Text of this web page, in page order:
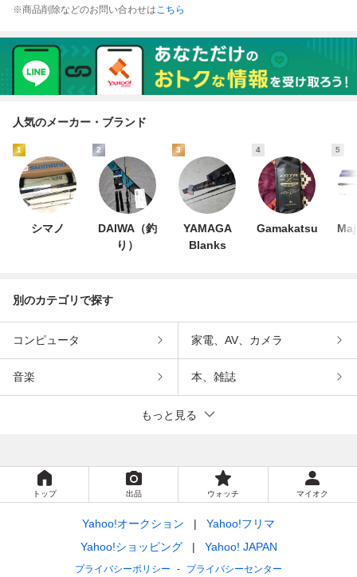
※商品削除などのお問い合わせはこちら
人気のメーカー・ブランド
1
シマノ
2
DAIWA（釣
り）
3
YAMAGA
Blanks
4
Gamakatsu
5
別のカテゴリで探す
コンピュータ 家電、AV、カメラ
音楽 本、雑誌
もっと見る
トップ 出品 ウォッチ マイオク
Yahoo!オークション
Yahoo!フリマ
Yahoo!ショッピング
Yahoo! JAPAN
プライバシーポリシー プライバシーセンター